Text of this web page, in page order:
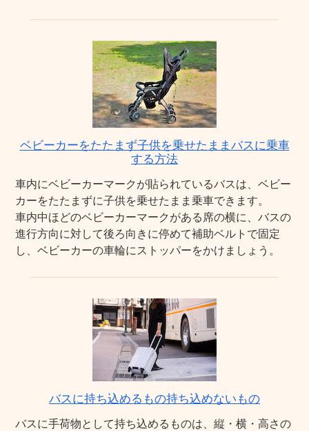
ベビーカーをたたまず子供を乗せたままバスに乗車
する方法
車内にベビーカーマークが貼られているバスは、ベビー
カーをたたまずに子供を乗せたまま乗車できます。
車内中ほどのベビーカーマークがある席の横に、バスの
進行方向に対して後ろ向きに停めて補助ベルトで固定
し、ベビーカーの車輪にストッパーをかけましょう。
バスに持ち込めるもの持ち込めないもの
バスに手荷物として持ち込めるものは、縦・横・高さの